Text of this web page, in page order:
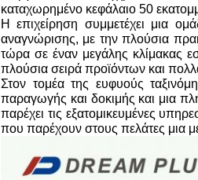
καταχωρημένο κεφάλαιο 50
Η επιχείρηση συμμετέχει μια
αναγνώρισης, με την πλούσια
τώρα σε έναν μεγάλης κλίμακας
πλούσια σειρά προϊόντων και
Στον τομέα της ευφυούς
παραγωγής και δοκιμής και μια
παρέχει τις εξατομικευμένες
που παρέχουν στους πελάτες μια